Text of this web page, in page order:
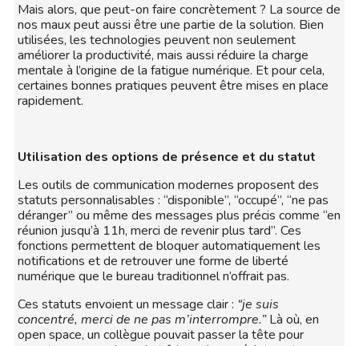
Mais alors, que peut-on faire concrètement ? La source de
nos maux peut aussi être une partie de la solution. Bien
utilisées, les technologies peuvent non seulement
améliorer la productivité, mais aussi réduire la charge
mentale à l’origine de la fatigue numérique. Et pour cela,
certaines bonnes pratiques peuvent être mises en place
rapidement.
Utilisation des options de présence et du statut
Les outils de communication modernes proposent des
statuts personnalisables : “disponible”, “occupé”, “ne pas
déranger” ou même des messages plus précis comme “en
réunion jusqu’à 11h, merci de revenir plus tard”. Ces
fonctions permettent de bloquer automatiquement les
notifications et de retrouver une forme de liberté
numérique que le bureau traditionnel n’offrait pas.
Ces statuts envoient un message clair : “je suis
concentré, merci de ne pas m’interrompre.”Là où, en
open space, un collègue pouvait passer la tête pour